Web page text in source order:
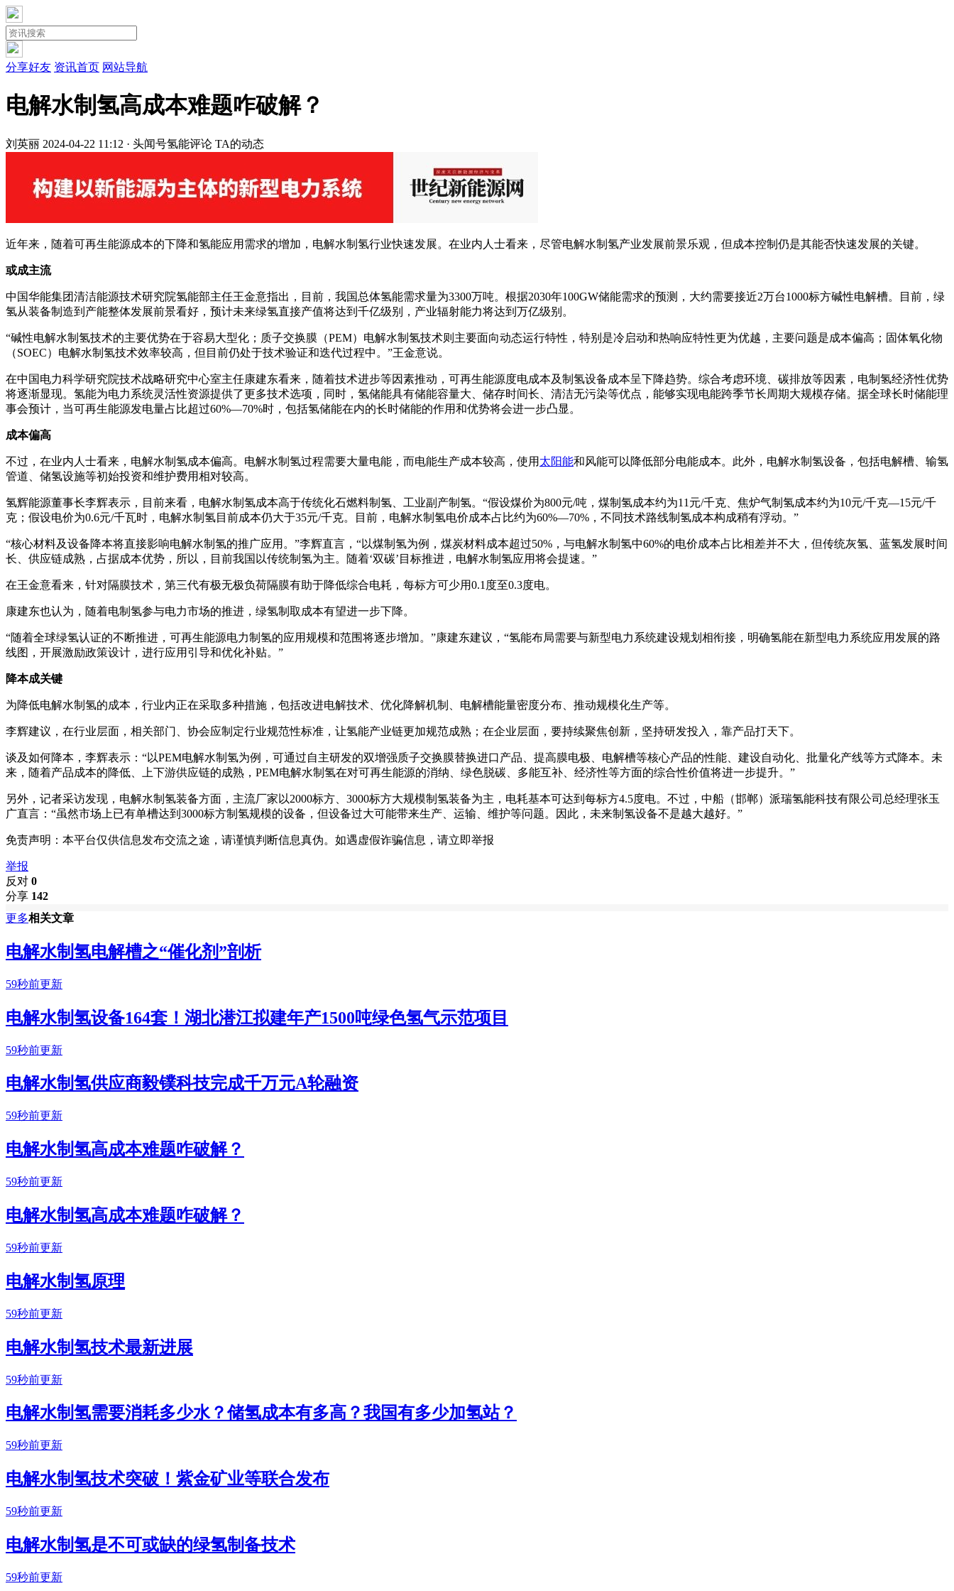
分享好友 资讯首页 网站导航
电解水制氢高成本难题咋破解？
刘英丽 2024-04-22 11:12 · 头闻号氢能评论 TA的动态
近年来，随着可再生能源成本的下降和氢能应用需求的增加，电解水制氢行业快速发展。在业内人士看来，尽管电解水制氢产业发展前景乐观，但成本控制仍是其能否快速发展的关键。
或成主流
中国华能集团清洁能源技术研究院氢能部主任王金意指出，目前，我国总体氢能需求量为3300万吨。根据2030年100GW储能需求的预测，大约需要接近2万台1000标方碱性电解槽。目前，绿
氢从装备制造到产能整体发展前景看好，预计未来绿氢直接产值将达到千亿级别，产业辐射能力将达到万亿级别。
“碱性电解水制氢技术的主要优势在于容易大型化；质子交换膜（PEM）电解水制氢技术则主要面向动态运行特性，特别是冷启动和热响应特性更为优越，主要问题是成本偏高；固体氧化物
（SOEC）电解水制氢技术效率较高，但目前仍处于技术验证和迭代过程中。”王金意说。
在中国电力科学研究院技术战略研究中心室主任康建东看来，随着技术进步等因素推动，可再生能源度电成本及制氢设备成本呈下降趋势。综合考虑环境、碳排放等因素，电制氢经济性优势
将逐渐显现。氢能为电力系统灵活性资源提供了更多技术选项，同时，氢储能具有储能容量大、储存时间长、清洁无污染等优点，能够实现电能跨季节长周期大规模存储。据全球长时储能理
事会预计，当可再生能源发电量占比超过60%—70%时，包括氢储能在内的长时储能的作用和优势将会进一步凸显。
成本偏高
不过，在业内人士看来，电解水制氢成本偏高。电解水制氢过程需要大量电能，而电能生产成本较高，使用 太阳能和风能可以降低部分电能成本。此外，电解水制氢设备，包括电解槽、输氢
管道、储氢设施等初始投资和维护费用相对较高。
氢辉能源董事长李辉表示，目前来看，电解水制氢成本高于传统化石燃料制氢、工业副产制氢。“假设煤价为800元/吨，煤制氢成本约为11元/千克、焦炉气制氢成本约为10元/千克—15元/千
克；假设电价为0.6元/千瓦时，电解水制氢目前成本仍大于35元/千克。目前，电解水制氢电价成本占比约为60%—70%，不同技术路线制氢成本构成稍有浮动。”
“核心材料及设备降本将直接影响电解水制氢的推广应用。”李辉直言，“以煤制氢为例，煤炭材料成本超过50%，与电解水制氢中60%的电价成本占比相差并不大，但传统灰氢、蓝氢发展时间
长、供应链成熟，占据成本优势，所以，目前我国以传统制氢为主。随着‘双碳’目标推进，电解水制氢应用将会提速。”
在王金意看来，针对隔膜技术，第三代有极无极负荷隔膜有助于降低综合电耗，每标方可少用0.1度至0.3度电。
康建东也认为，随着电制氢参与电力市场的推进，绿氢制取成本有望进一步下降。
“随着全球绿氢认证的不断推进，可再生能源电力制氢的应用规模和范围将逐步增加。”康建东建议，“氢能布局需要与新型电力系统建设规划相衔接，明确氢能在新型电力系统应用发展的路
线图，开展激励政策设计，进行应用引导和优化补贴。”
降本成关键
为降低电解水制氢的成本，行业内正在采取多种措施，包括改进电解技术、优化降解机制、电解槽能量密度分布、推动规模化生产等。
李辉建议，在行业层面，相关部门、协会应制定行业规范性标准，让氢能产业链更加规范成熟；在企业层面，要持续聚焦创新，坚持研发投入，靠产品打天下。
谈及如何降本，李辉表示：“以PEM电解水制氢为例，可通过自主研发的双增强质子交换膜替换进口产品、提高膜电极、电解槽等核心产品的性能、建设自动化、批量化产线等方式降本。未
来，随着产品成本的降低、上下游供应链的成熟，PEM电解水制氢在对可再生能源的消纳、绿色脱碳、多能互补、经济性等方面的综合性价值将进一步提升。”
另外，记者采访发现，电解水制氢装备方面，主流厂家以2000标方、3000标方大规模制氢装备为主，电耗基本可达到每标方4.5度电。不过，中船（邯郸）派瑞氢能科技有限公司总经理张玉
广直言：“虽然市场上已有单槽达到3000标方制氢规模的设备，但设备过大可能带来生产、运输、维护等问题。因此，未来制氢设备不是越大越好。”
免责声明：本平台仅供信息发布交流之途，请谨慎判断信息真伪。如遇虚假诈骗信息，请立即举报
举报
反对 0
分享 142
更多相关文章
电解水制氢电解槽之“催化剂”剖析
59秒前更新
电解水制氢设备164套！湖北潜江拟建年产1500吨绿色氢气示范项目
59秒前更新
电解水制氢供应商毅镤科技完成千万元A轮融资
59秒前更新
电解水制氢高成本难题咋破解？
59秒前更新
电解水制氢高成本难题咋破解？
59秒前更新
电解水制氢原理
59秒前更新
电解水制氢技术最新进展
59秒前更新
电解水制氢需要消耗多少水？储氢成本有多高？​我国有多少加氢站？
59秒前更新
电解水制氢技术突破！紫金矿业等联合发布
59秒前更新
电解水制氢是不可或缺的绿氢制备技术
59秒前更新